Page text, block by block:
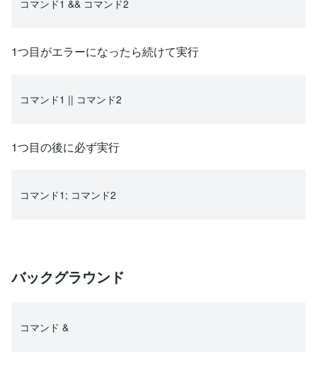
コマンド1 && コマンド2
1つ目がエラーになったら続けて実行
コマンド1 || コマンド2
1つ目の後に必ず実行
コマンド1; コマンド2
バックグラウンド
コマンド &